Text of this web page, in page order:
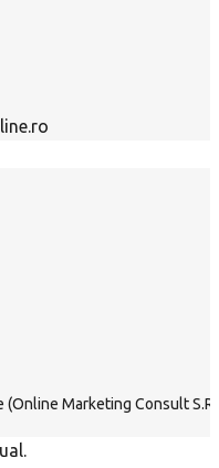
Marketing Consult